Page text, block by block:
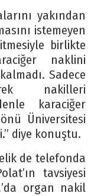
yakından
istemeyen
birlikte
naklini
Sadece
nakilleri
karaciğer
Üniversitesi
diye konuştu.
de telefonda
tavsiyesi
organ nakil